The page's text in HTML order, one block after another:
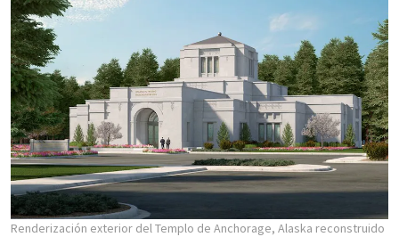
Renderización exterior del Templo de Anchorage, Alaska reconstruido